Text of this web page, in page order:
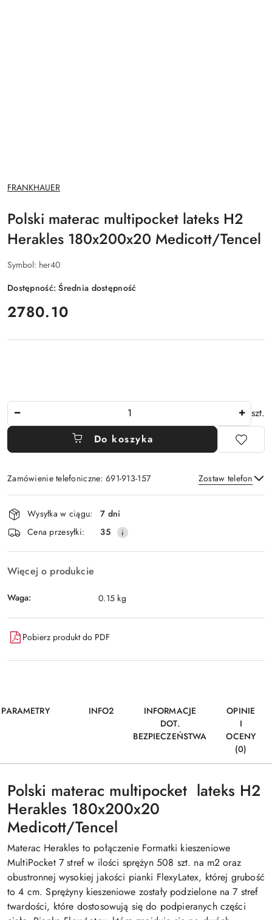
NAZWA
PRODUCENTA:
FRANKHAUER
Polski materac multipocket lateks H2
Herakles 180x200x20 Medicott/Tencel
Symbol: her40
Dostępność:Średnia dostępność
cena:
2780.10
szt.
Do koszyka
Zamówienie telefoniczne: 691-913-157 Zostaw telefon
Wyślij
Dostępność
i
dostawa
Wysyłka w ciągu:
7 dni
Cena przesyłki:
35
Więcej o produkcie
Waga: 0.15 kg
Pobierz produkt do PDF
PARAMETRY INFO2
INFORMACJE
DOT.
BEZPIECZEŃSTWA
OPINIE
I
OCENY
(0)
Polski materac multipocket lateks H2
Herakles 180x200x20
Medicott/Tencel
Materac Herakles to połączenie Formatki kieszeniowe
MultiPocket 7 stref w ilości sprężyn 508 szt. na m2 oraz
obustronnej wysokiej jakości pianki FlexyLatex, której grubość
to 4 cm. Sprężyny kieszeniowe zostały podzielone na 7 stref
twardości, które dostosowują się do podpieranych części